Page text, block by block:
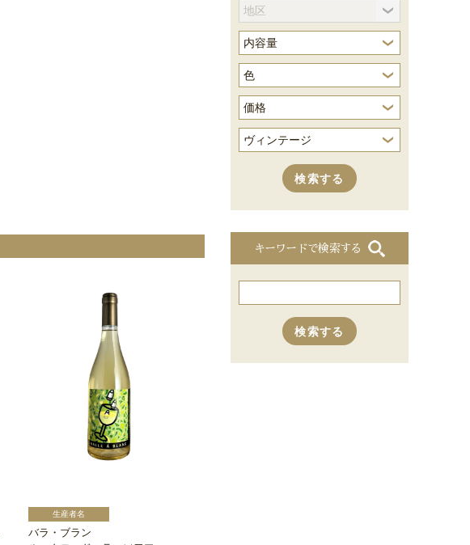
バラ・ブラン
キーワードで検索する